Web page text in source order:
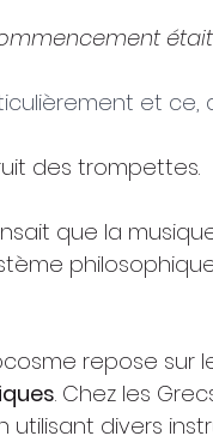
et ce,
des trompettes.
que la
repose sur
. Chez les
divers